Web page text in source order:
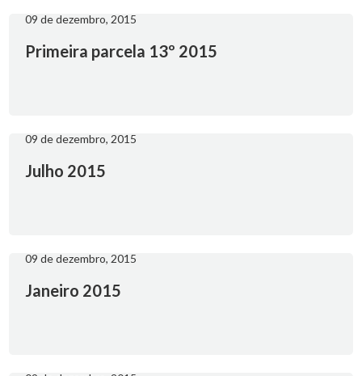
09 de dezembro, 2015
Primeira parcela 13º 2015
09 de dezembro, 2015
Julho 2015
09 de dezembro, 2015
Janeiro 2015